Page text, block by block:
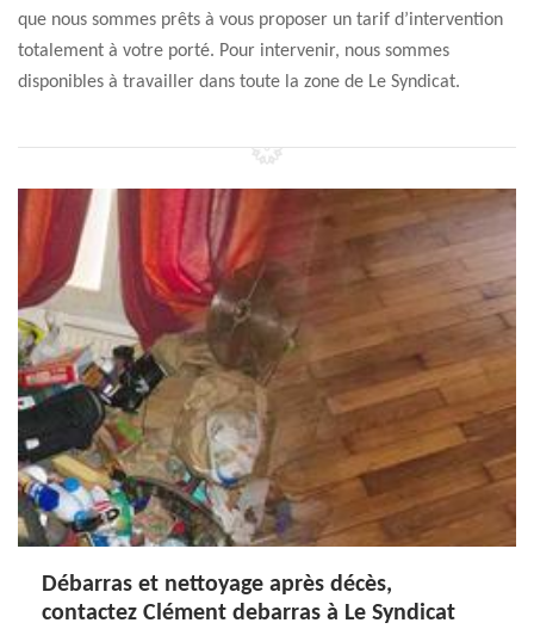
que nous sommes prêts à vous proposer un tarif d’intervention
totalement à votre porté. Pour intervenir, nous sommes
disponibles à travailler dans toute la zone de Le Syndicat.
Débarras et nettoyage après décès,
contactez Clément debarras à Le Syndicat